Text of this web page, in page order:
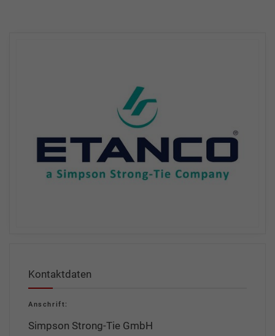
Kontaktdaten
Anschrift:
Simpson Strong-Tie GmbH